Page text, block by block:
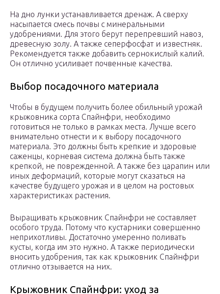
На дно лунки устанавливается дренаж. А сверху
насыпается смесь почвы с минеральными
удобрениями. Для этого берут перепревший навоз,
древесную золу. А также сеперфосфат и известняк.
Рекомендуется также добавить сернокислый калий.
Он отлично усиливает почвенные качества.
Выбор посадочного материала
Чтобы в будущем получить более обильный урожай
крыжовника сорта Спайнфри, необходимо
готовиться не только в рамках места. Лучше всего
внимательно отнести и к выбору посадочного
материала. Это должны быть крепкие и здоровые
саженцы, корневая система должна быть также
крепкой, не поврежденной. А также без царапин или
иных деформаций, которые могут сказаться на
качестве будущего урожая и в целом на ростовых
характеристиках растения.
Выращивать крыжовник Спайнфри не составляет
особого труда. Потому что кустарники совершенно
неприхотливы. Достаточно умеренно поливать
кусты, когда им это нужно. А также периодически
вносить удобрения, так как крыжовник Спайнфри
отлично отзывается на них.
Крыжовник Спайнфри: уход за